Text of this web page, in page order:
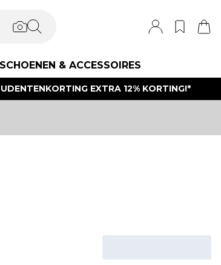
SCHOENEN & ACCESSOIRES
EXTRA 12% KORTING!*